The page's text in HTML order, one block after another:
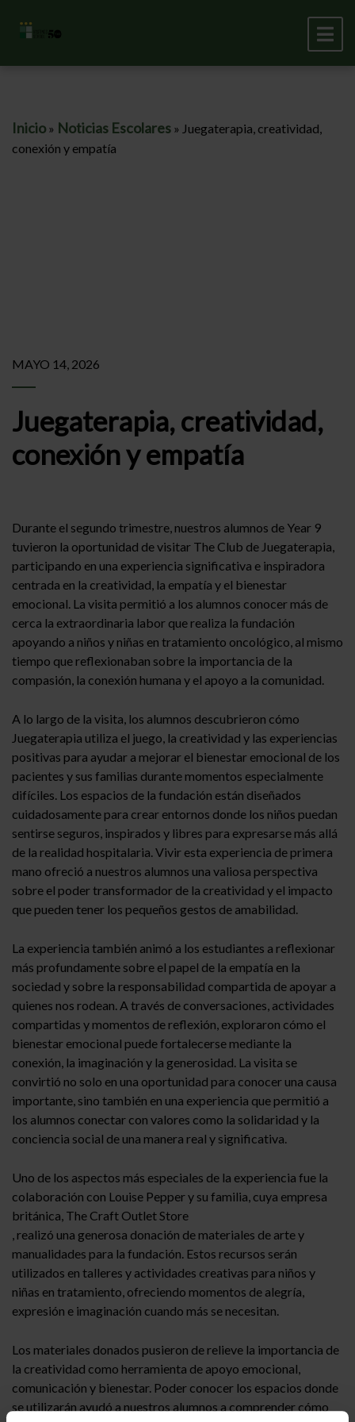
Inicio » Noticias Escolares » Juegaterapia, creatividad,
conexión y empatía
MAYO 14, 2026
Juegaterapia, creatividad,
conexión y empatía
Durante el segundo trimestre, nuestros alumnos de Year 9
tuvieron la oportunidad de visitar The Club de Juegaterapia,
participando en una experiencia significativa e inspiradora
centrada en la creatividad, la empatía y el bienestar
emocional. La visita permitió a los alumnos conocer más de
cerca la extraordinaria labor que realiza la fundación
apoyando a niños y niñas en tratamiento oncológico, al mismo
tiempo que reflexionaban sobre la importancia de la
compasión, la conexión humana y el apoyo a la comunidad.
A lo largo de la visita, los alumnos descubrieron cómo
Juegaterapia utiliza el juego, la creatividad y las experiencias
positivas para ayudar a mejorar el bienestar emocional de los
pacientes y sus familias durante momentos especialmente
difíciles. Los espacios de la fundación están diseñados
cuidadosamente para crear entornos donde los niños puedan
sentirse seguros, inspirados y libres para expresarse más allá
de la realidad hospitalaria. Vivir esta experiencia de primera
mano ofreció a nuestros alumnos una valiosa perspectiva
sobre el poder transformador de la creatividad y el impacto
que pueden tener los pequeños gestos de amabilidad.
La experiencia también animó a los estudiantes a reflexionar
más profundamente sobre el papel de la empatía en la
sociedad y sobre la responsabilidad compartida de apoyar a
quienes nos rodean. A través de conversaciones, actividades
compartidas y momentos de reflexión, exploraron cómo el
bienestar emocional puede fortalecerse mediante la
conexión, la imaginación y la generosidad. La visita se
convirtió no solo en una oportunidad para conocer una causa
importante, sino también en una experiencia que permitió a
los alumnos conectar con valores como la solidaridad y la
conciencia social de una manera real y significativa.
Uno de los aspectos más especiales de la experiencia fue la
colaboración con Louise Pepper y su familia, cuya empresa
británica, The Craft Outlet Store
, realizó una generosa donación de materiales de arte y
manualidades para la fundación. Estos recursos serán
utilizados en talleres y actividades creativas para niños y
niñas en tratamiento, ofreciendo momentos de alegría,
expresión e imaginación cuando más se necesitan.
Los materiales donados pusieron de relieve la importancia de
la creatividad como herramienta de apoyo emocional,
comunicación y bienestar. Poder conocer los espacios donde
se utilizarán ayudó a nuestros alumnos a comprender cómo